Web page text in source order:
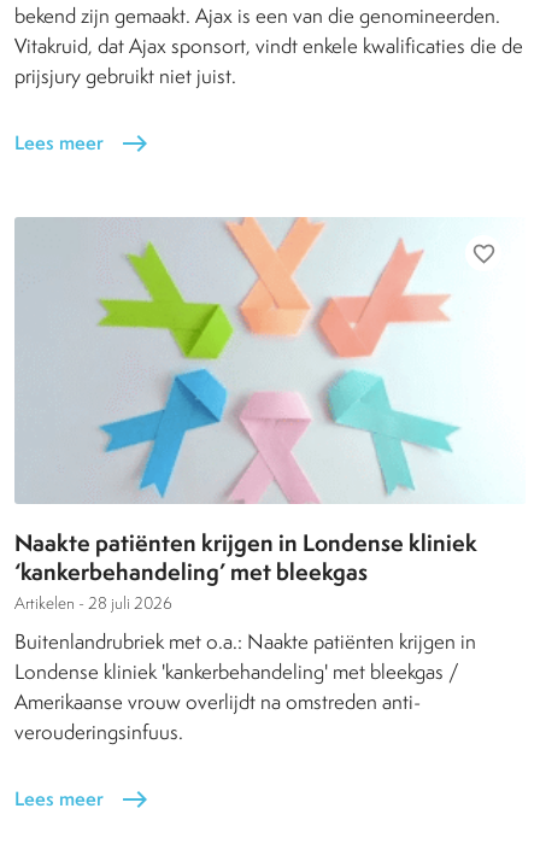
bekend zijn gemaakt. Ajax is een van die genomineerden.
Vitakruid, dat Ajax sponsort, vindt enkele kwalificaties die de
prijsjury gebruikt niet juist.
Lees meer east
favorite_border
Naakte patiënten krijgen in Londense kliniek
‘kankerbehandeling’ met bleekgas
Artikelen - 28 juli 2026
Buitenlandrubriek met o.a.: Naakte patiënten krijgen in
Londense kliniek 'kankerbehandeling' met bleekgas /
Amerikaanse vrouw overlijdt na omstreden anti-
verouderingsinfuus.
Lees meer east